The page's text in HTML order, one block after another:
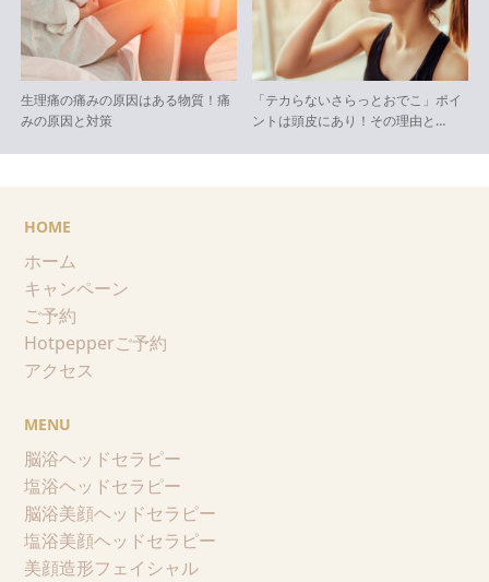
生理痛の痛みの原因はある物質！痛
みの原因と対策
「テカらないさらっとおでこ」ポイ
ントは頭皮にあり！その理由と…
HOME
ホーム
キャンペーン
ご予約
Hotpepperご予約
アクセス
MENU
脳浴ヘッドセラピー
塩浴ヘッドセラピー
脳浴美顔ヘッドセラピー
塩浴美顔ヘッドセラピー
美顔造形フェイシャル